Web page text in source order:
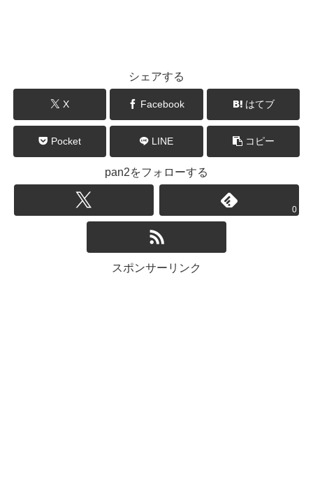
シェアする
X Facebook はてブ
Pocket LINE コピー
pan2をフォローする
0
スポンサーリンク